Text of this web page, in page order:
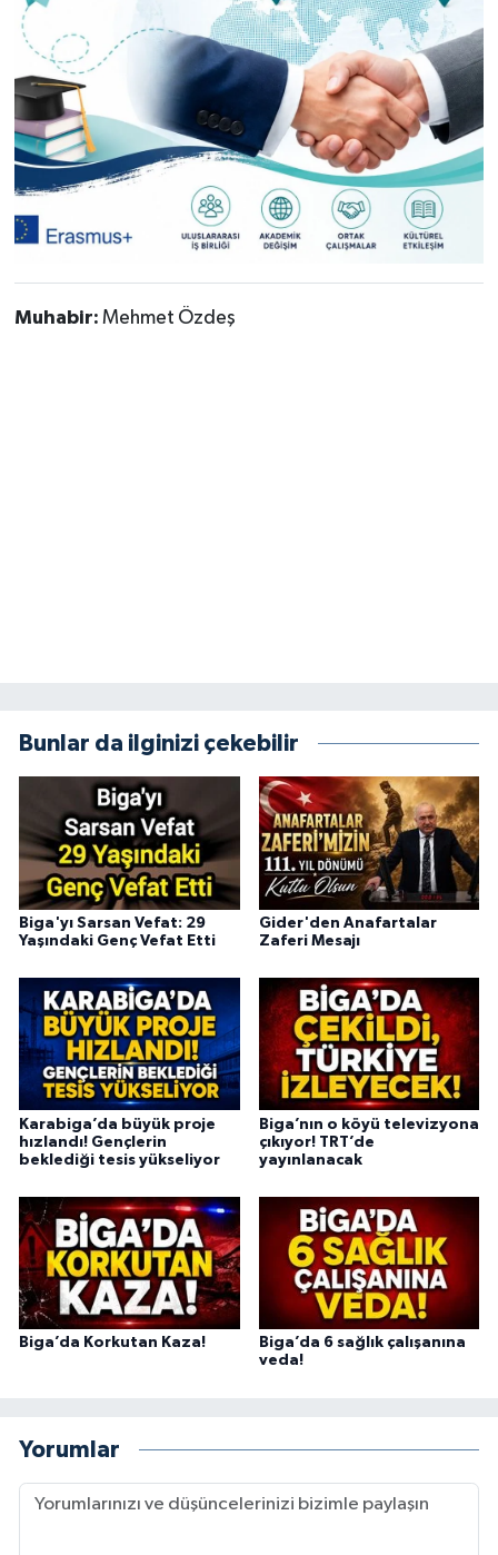
Muhabir: Mehmet Özdeş
Bunlar da ilginizi çekebilir
Biga'yı Sarsan Vefat: 29
Yaşındaki Genç Vefat Etti
Gider'den Anafartalar
Zaferi Mesajı
Karabiga’da büyük proje
hızlandı! Gençlerin
beklediği tesis yükseliyor
Biga’nın o köyü televizyona
çıkıyor! TRT’de
yayınlanacak
Biga’da Korkutan Kaza!
Biga’da 6 sağlık çalışanına
veda!
Yorumlar